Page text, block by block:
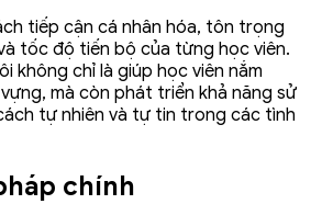
tiếp cận cá nhân hóa, tôn trọng
tốc độ tiến bộ của từng học viên.
không chỉ là giúp học viên nắm
mà còn phát triển khả năng sử
tự nhiên và tự tin trong các tình
chính